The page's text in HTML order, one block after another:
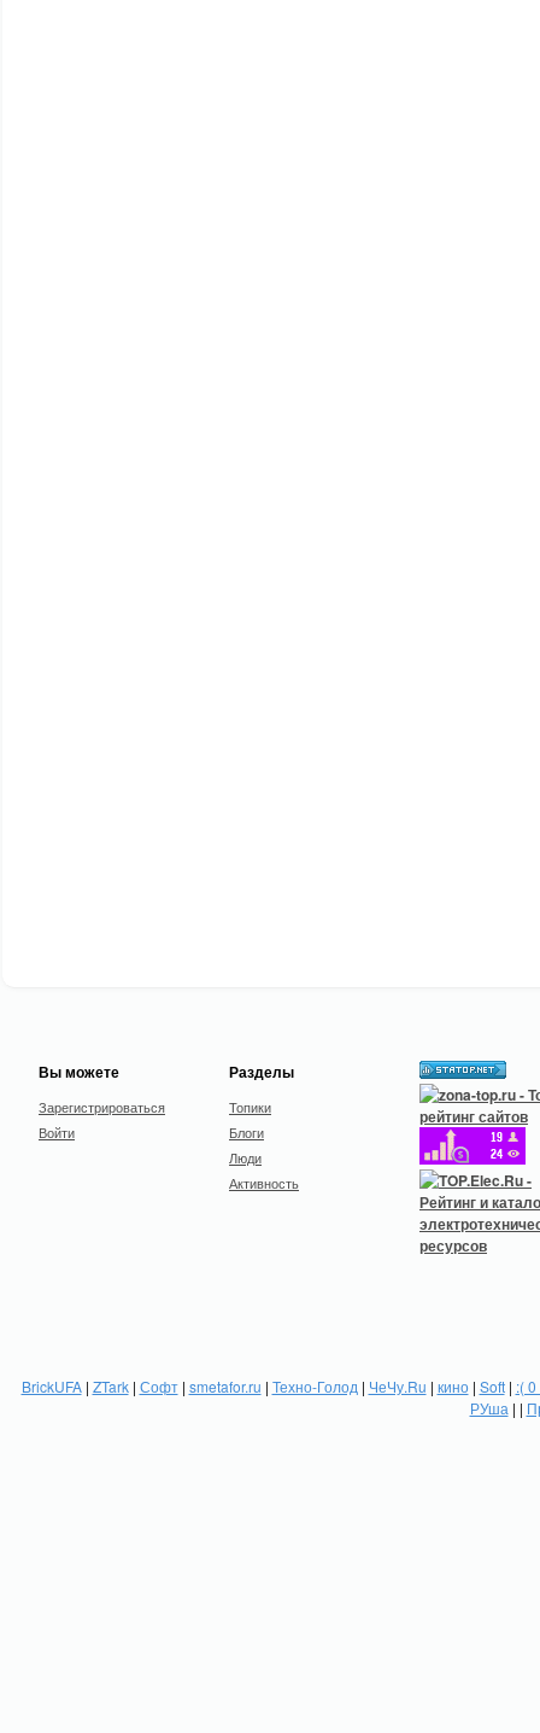
Вы можете
Зарегистрироваться
Войти
Разделы
Топики
Блоги
Люди
Активность
BrickUFA| ZTark| Софт| smetafor.ru | Техно-Голод | ЧеЧу.Ru | кино| Soft| :(
РУша | |